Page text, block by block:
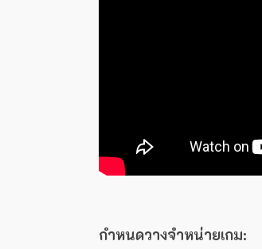
กำหนดวางจำหน่ายเกม: